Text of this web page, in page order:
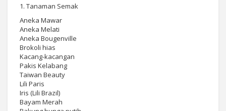
1. Tanaman Semak
Aneka Mawar
Aneka Melati
Aneka Bougenville
Brokoli hias
Kacang-kacangan
Pakis Kelabang
Taiwan Beauty
Lili Paris
Iris (Lili Brazil)
Bayam Merah